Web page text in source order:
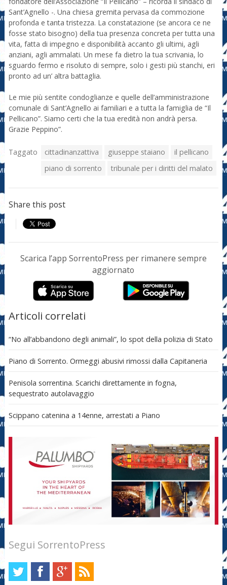
Sant’Agnello -. Una chiesa gremita pervasa da commozione
profonda e tanta tristezza. La constatazione (se ancora ce ne
fosse stato bisogno) della tua presenza concreta per tutta una
vita, fatta di impegno e disponibilità accanto gli ultimi, agli
anziani, agli ammalati. Un mese fa dietro la tua scrivania, lo
sguardo fermo e risoluto di sempre, solo i gesti più stanchi, eri
pronto ad un’ altra battaglia.
Le mie più sentite condoglianze e quelle dell’amministrazione
comunale di Sant’Agnello ai familiari e a tutta la famiglia de “Il
Pellicano”. Siamo certi che la tua eredità non andrà persa.
Grazie Peppino”.
Taggato cittadinanzattiva giuseppe staiano
il pellicano
piano di sorrento
tribunale per i diritti del malato
Share this post
Scarica l’app SorrentoPress per rimanere sempre
aggiornato
Articoli correlati
“No all’abbandono degli animali”, lo spot della polizia di Stato
Piano di Sorrento. Ormeggi abusivi rimossi dalla Capitaneria
Penisola sorrentina. Scarichi direttamente in fogna,
sequestrato autolavaggio
Scippano catenina a 14enne, arrestati a Piano
Segui SorrentoPress